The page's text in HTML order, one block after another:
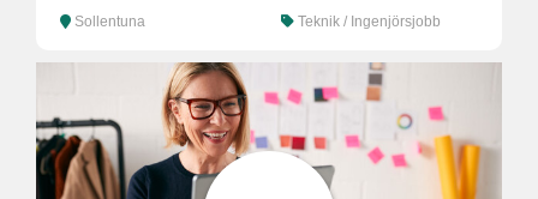
Sollentuna Teknik / Ingenjörsjobb